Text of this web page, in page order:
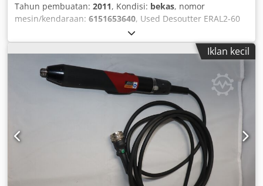
Tahun pembuatan: 2011, Kondisi: bekas, nomor
mesin/kendaraan: 6151653640, Used Desoutter ERAL2-60
angle screwdriver, electrically controlled, including 2.5 m
motor cable compatible with Desoutter CVI 2 screw
controller Output drive: 3/8" Torque: Min.: 8 Nm Max.
continuous: 45 Nm Max. peak: 60 Nm Chodpfx
Ajcpbcvjipea No-load speed: 918 rpm Length: 443 mm
Weight: 1.80 kg
Iklan kecil